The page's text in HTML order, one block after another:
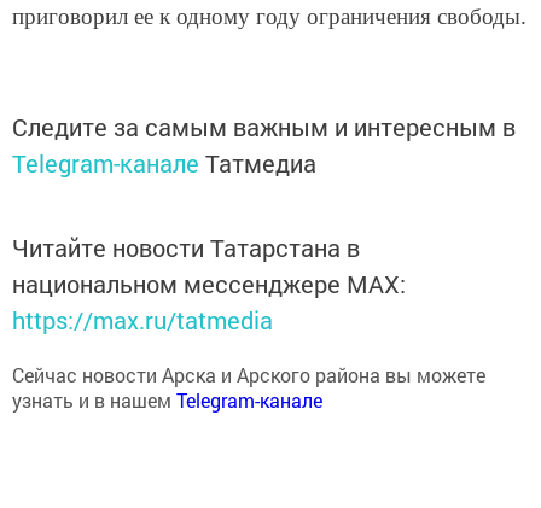
приговорил ее к одному году ограничения свободы.
Следите за самым важным и интересным в
Telegram-канале Татмедиа
Читайте новости Татарстана в
национальном мессенджере MАХ:
https://max.ru/tatmedia
Сейчас новости Арска и Арского района вы можете
узнать и в нашем Telegram-канале